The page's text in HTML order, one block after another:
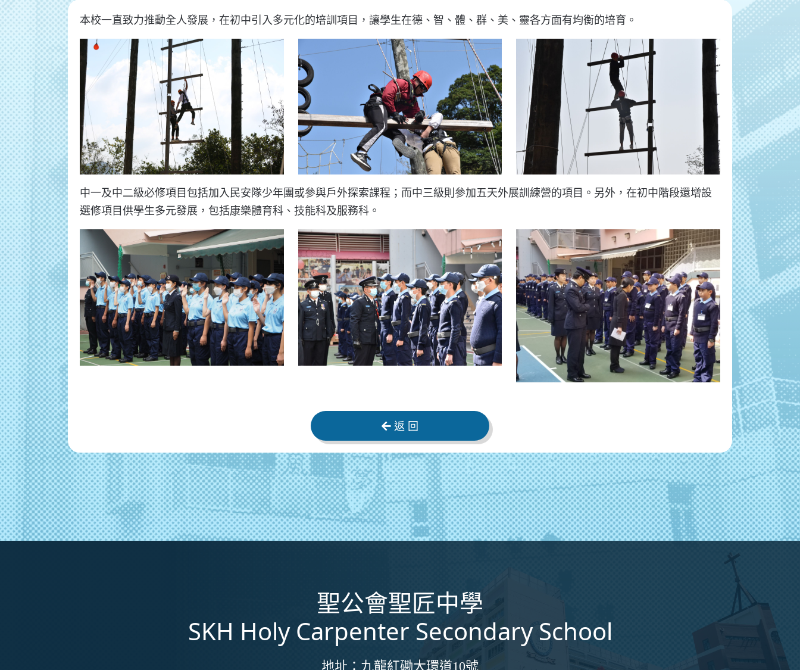
本校一直致力推動全人發展，在初中引入多元化的培訓項目，讓學生在德、智、體、群、美、靈各方面有均衡的培育。
中一及中二級必修項目包括加入民安隊少年團或參與戶外探索課程；而中三級則參加五天外展訓練營的項目。另外，在初中階段還增設
選修項目供學生多元發展，包括康樂體育科、技能科及服務科。
返 回
聖公會聖匠中學
SKH Holy Carpenter Secondary School
地址： 九龍紅磡大環道10號